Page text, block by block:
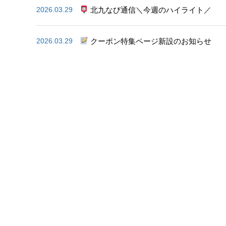
2026.03.29 北九なび通信＼今週のハイライト／
2026.03.29 クーポン特集ページ新設のお知らせ